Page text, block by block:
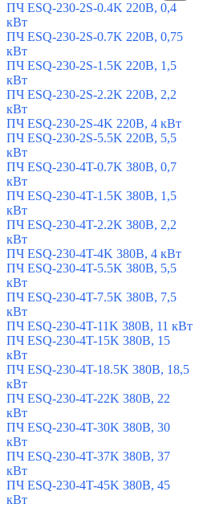
ПЧ ESQ-230-2S-0.4K 220В, 0,4
кВт
ПЧ ESQ-230-2S-0.7K 220В, 0,75
кВт
ПЧ ESQ-230-2S-1.5K 220В, 1,5
кВт
ПЧ ESQ-230-2S-2.2K 220В, 2,2
кВт
ПЧ ESQ-230-2S-4K 220В, 4 кВт
ПЧ ESQ-230-2S-5.5K 220В, 5,5
кВт
ПЧ ESQ-230-4T-0.7K 380В, 0,7
кВт
ПЧ ESQ-230-4T-1.5K 380В, 1,5
кВт
ПЧ ESQ-230-4T-2.2K 380В, 2,2
кВт
ПЧ ESQ-230-4T-4K 380В, 4 кВт
ПЧ ESQ-230-4T-5.5K 380В, 5,5
кВт
ПЧ ESQ-230-4T-7.5K 380В, 7,5
кВт
ПЧ ESQ-230-4T-11K 380В, 11 кВт
ПЧ ESQ-230-4T-15K 380В, 15
кВт
ПЧ ESQ-230-4T-18.5K 380В, 18,5
кВт
ПЧ ESQ-230-4T-22K 380В, 22
кВт
ПЧ ESQ-230-4T-30K 380В, 30
кВт
ПЧ ESQ-230-4T-37K 380В, 37
кВт
ПЧ ESQ-230-4T-45K 380В, 45
кВт